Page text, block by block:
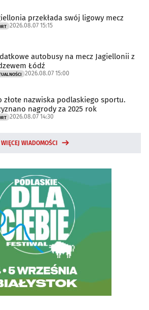
przekłada swój ligowy mecz
2026.08.07 15:15
autobusy na mecz Jagiellonii z
Łódź
2026.08.07 15:00
złote nazwiska podlaskiego sportu.
nagrody za 2025 rok
2026.08.07 14:30
WIĘCEJ WIADOMOŚCI